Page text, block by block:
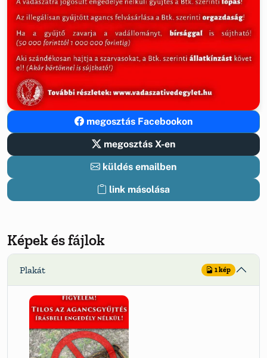
megosztás Facebookon
megosztás X-en
küldés emailben
link másolása
Képek és fájlok
Plakát 1 kép